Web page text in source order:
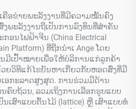
ຄືອຂ່າຍພະລັງງານທີ່ມີຄວາມໝັ້ນຄົງ
ງພະລັງງານຖືເປັນການລົງທຶນທີ່ສຳຄັນ
ອນໄຟຟ້າຈີນ (China Electrical
Platform) ທີ່ຖືກນຳເ Ange ໂດຍ
ນມີເປົ້າໝາຍເພື່ອໃຫ້ບໍລິການແກ່ລູກຄ້າ
ວຍວິທີແກ້ໄຂບັນຫາເກີ່ຍວກັບຫອດສົ່ງທີ່ມື
ອກະລາດສູງສຸດ. ການຮ່ວມມືດ້ານ
ຄົບຖ້ວນ, ລວມເຖິງການເລືອກຮູບແບບ
ເສົາແບບຕົ້ນໄມ້ (lattice) ຫຼື ເສົາແບບທໍ່